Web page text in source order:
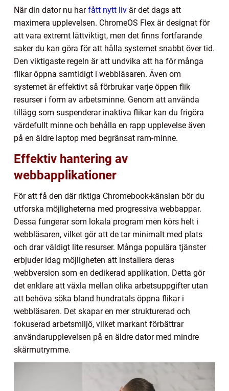
När din dator nu harfått nytt liv är det dags att
maximera upplevelsen. ChromeOS Flex är designat för
att vara extremt lättviktigt, men det finns fortfarande
saker du kan göra för att hålla systemet snabbt över tid.
Den viktigaste regeln är att undvika att ha för många
flikar öppna samtidigt i webbläsaren. Även om
systemet är effektivt så förbrukar varje öppen flik
resurser i form av arbetsminne. Genom att använda
tillägg som suspenderar inaktiva flikar kan du frigöra
värdefullt minne och behålla en rapp upplevelse även
på en äldre laptop med begränsat ram-minne.
Effektiv hantering av
webbapplikationer
För att få den där riktiga Chromebook-känslan bör du
utforska möjligheterna med progressiva webbappar.
Dessa fungerar som lokala program men körs helt i
webbläsaren, vilket gör att de tar minimalt med plats
och drar väldigt lite resurser. Många populära tjänster
erbjuder idag möjligheten att installera deras
webbversion som en dedikerad applikation. Detta gör
det enklare att växla mellan olika arbetsuppgifter utan
att behöva söka bland hundratals öppna flikar i
webbläsaren. Det skapar en mer strukturerad och
fokuserad arbetsmiljö, vilket markant förbättrar
användarupplevelsen på en äldre dator med mindre
skärmutrymme.